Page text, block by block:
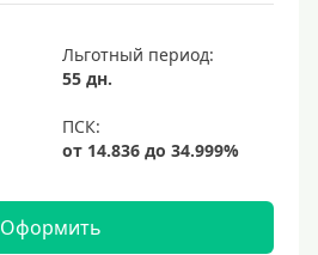
Льготный период:
55 дн.
Оформить